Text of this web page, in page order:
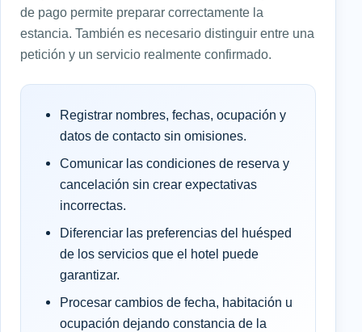
de pago permite preparar correctamente la
estancia. También es necesario distinguir entre una
petición y un servicio realmente confirmado.
Registrar nombres, fechas, ocupación y
datos de contacto sin omisiones.
Comunicar las condiciones de reserva y
cancelación sin crear expectativas
incorrectas.
Diferenciar las preferencias del huésped
de los servicios que el hotel puede
garantizar.
Procesar cambios de fecha, habitación u
ocupación dejando constancia de la